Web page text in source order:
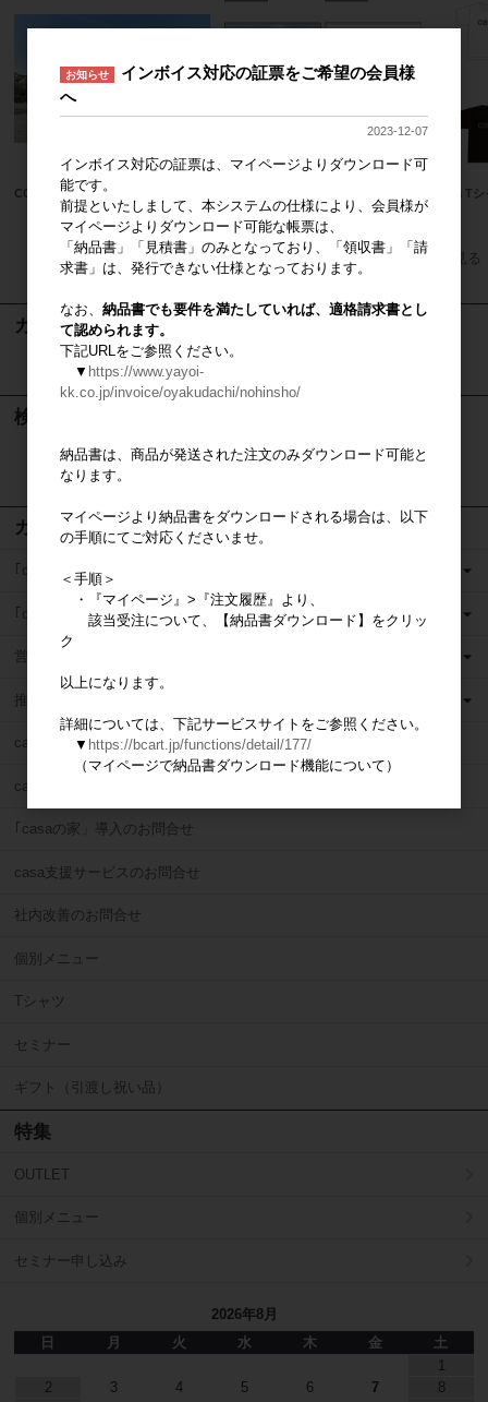
CGパース製作サービス
スター
casa T
すべてのおすすめ商品を見る
カート
カートは空です
検索
カテゴリ
｢casaの家」営業ツール
｢casaの家」現場ツール
営業販促ツール
推奨部材
casaネットワーク割引サービス
casa営業研修
｢casaの家」導入のお問合せ
casa支援サービスのお問合せ
社内改善のお問合せ
個別メニュー
Tシャツ
セミナー
ギフト（引渡し祝い品）
特集
OUTLET
個別メニュー
セミナー申し込み
2026年8月
日
月 火 水 木 金
土
1
2
3 4 5 6 7
8
お知らせ
インボイス対応の証票をご希望の会員様
へ
2023-12-07
インボイス対応の証票は、マイページよりダウンロード可
能です。
前提といたしまして、本システムの仕様により、会員様が
マイページよりダウンロード可能な帳票は、
「納品書」「見積書」のみとなっており、「領収書」「請
求書」は、発行できない仕様となっております。
なお、 納品書でも要件を満たしていれば、適格請求書とし
て認められます。
下記URLをご参照ください。
▼ https://www.yayoi-
kk.co.jp/invoice/oyakudachi/nohinsho/
納品書は、商品が発送された注文のみダウンロード可能と
なります。
マイページより納品書をダウンロードされる場合は、以下
の手順にてご対応くださいませ。
＜手順＞
・『マイページ』>『注文履歴』より、
該当受注について、【納品書ダウンロード】をクリッ
ク
以上になります。
詳細については、下記サービスサイトをご参照ください。
▼ https://bcart.jp/functions/detail/177/
（マイページで納品書ダウンロード機能について）